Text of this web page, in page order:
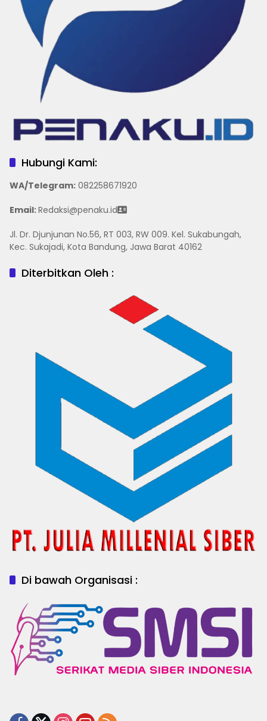
Hubungi Kami:
WA/Telegram: 082258671920
Email:Redaksi@penaku.id
Jl. Dr. Djunjunan No.56, RT 003, RW 009. Kel. Sukabungah,
Kec. Sukajadi, Kota Bandung, Jawa Barat 40162
Diterbitkan Oleh :
Di bawah Organisasi :